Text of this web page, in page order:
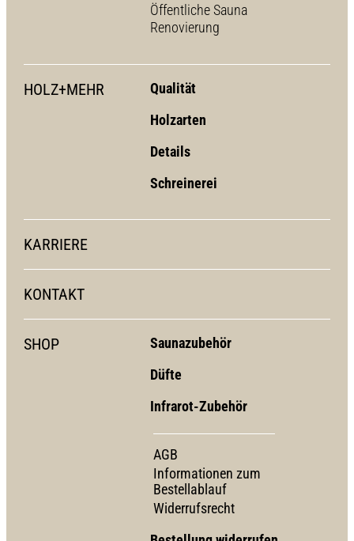
Öffentliche Sauna
Renovierung
HOLZ+MEHR
Qualität
Holzarten
Details
Schreinerei
KARRIERE
KONTAKT
SHOP
Saunazubehör
Düfte
Infrarot-Zubehör
AGB
Informationen zum
Bestellablauf
Widerrufsrecht